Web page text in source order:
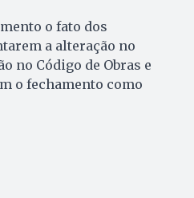
o fato dos
a alteração no
no Código de Obras e
o fechamento como